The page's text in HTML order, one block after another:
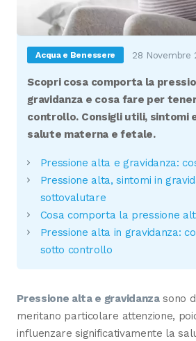
Acqua e Benessere 28 Novembre
Scopri cosa comporta la
gravidanza e cosa fare per
controllo. Consigli utili, sintomi
salute materna e fetale.
Pressione alta e gravidanza:
Pressione alta, sintomi in
sottovalutare
Cosa comporta la pressione
Pressione alta in gravidanza:
sotto controllo
Pressione alta e gravidanzasono
meritano particolare attenzione,
influenzare significativamente la